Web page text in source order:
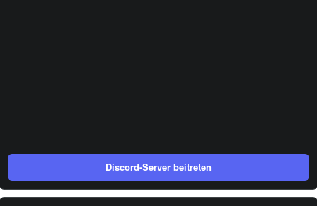
Discord-Server beitreten